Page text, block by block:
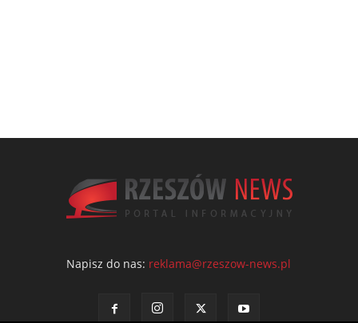
Napisz do nas: reklama@rzeszow-news.pl